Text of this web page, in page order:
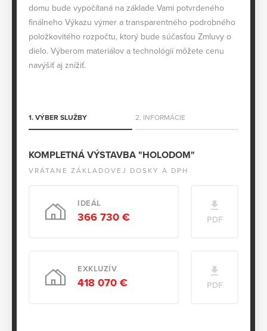
1. VÝBER SLUŽBY 2. INFORMÁCIE
KOMPLETNÁ VÝSTAVBA "HOLODOM"
VRÁTANE ZÁKLADOVEJ DOSKY A DPH
IDEÁL
366 730 € PDF
EXKLUZÍV
418 070 € PDF
domu bude vypočítaná na základe Vami potvrdeného
finálneho Výkazu výmer a transparentného podrobného
položkovitého rozpočtu, ktorý bude súčasťou Zmluvy o
dielo. Výberom materiálov a technológií môžete cenu
navýšiť aj znížiť.